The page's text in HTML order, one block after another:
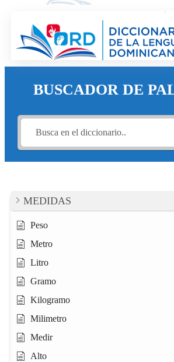
contenido
BUSCADOR DE
MEDIDAS
Peso
Metro
Litro
Gramo
Kilogramo
Milimetro
Medir
Alto